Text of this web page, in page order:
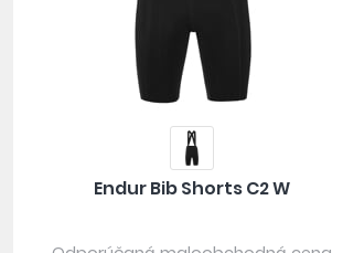
Endur Bib Shorts C2 W